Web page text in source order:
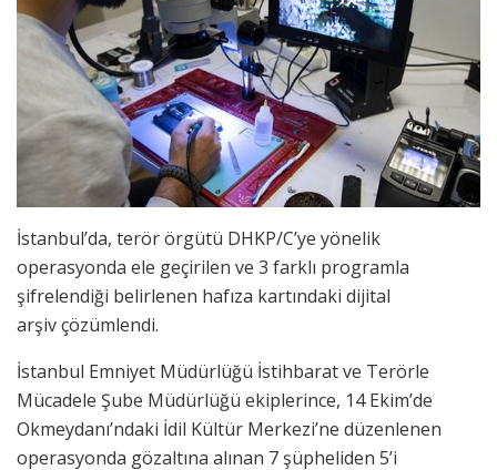
İstanbul’da, terör örgütü DHKP/C’ye yönelik
operasyonda ele geçirilen ve 3 farklı programla
şifrelendiği belirlenen hafıza kartındaki dijital
arşiv çözümlendi.
İstanbul Emniyet Müdürlüğü İstihbarat ve Terörle
Mücadele Şube Müdürlüğü ekiplerince, 14 Ekim’de
Okmeydanı’ndaki İdil Kültür Merkezi’ne düzenlenen
operasyonda gözaltına alınan 7 şüpheliden 5’i